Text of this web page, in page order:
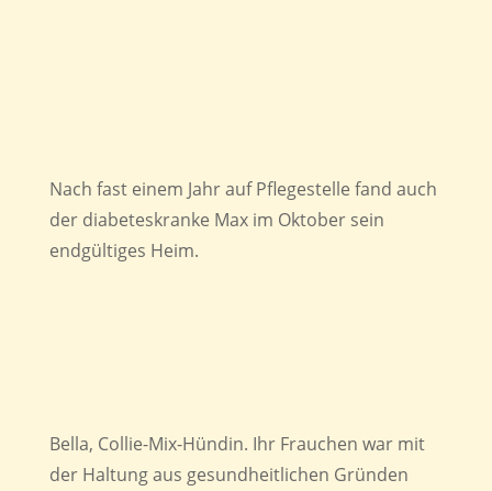
Nach fast einem Jahr auf Pflegestelle fand auch
der diabeteskranke Max im Oktober sein
endgültiges Heim.
Bella, Collie-Mix-Hündin. Ihr Frauchen war mit
der Haltung aus gesundheitlichen Gründen